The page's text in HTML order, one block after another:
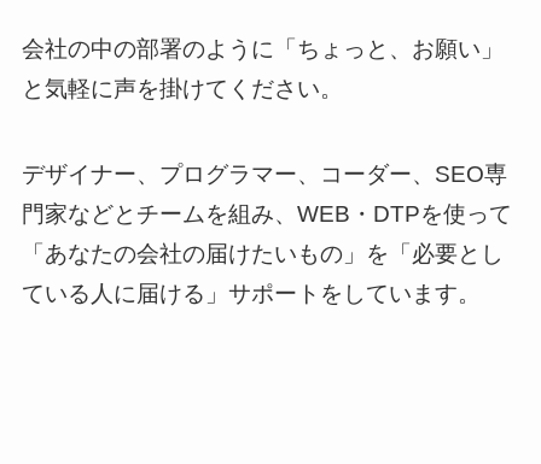
会社の中の部署のように「ちょっと、お願い」
と気軽に声を掛けてください。
デザイナー、プログラマー、コーダー、SEO専
門家などとチームを組み、WEB・DTPを使って
「あなたの会社の届けたいもの」を「必要とし
ている人に届ける」サポートをしています。